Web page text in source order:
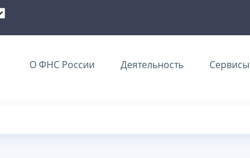
О ФНС России Деятельность Сервисы